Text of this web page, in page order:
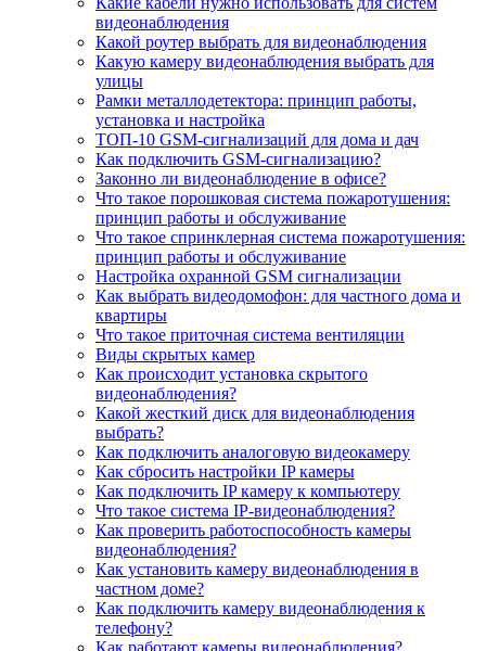
видеонаблюдения
Какой роутер выбрать для видеонаблюдения
Какую камеру видеонаблюдения выбрать для
улицы
Рамки металлодетектора: принцип работы,
установка и настройка
ТОП-10 GSM-сигнализаций для дома и дач
Как подключить GSM-сигнализацию?
Законно ли видеонаблюдение в офисе?
Что такое порошковая система пожаротушения:
принцип работы и обслуживание
Что такое спринклерная система пожаротушения:
принцип работы и обслуживание
Настройка охранной GSM сигнализации
Как выбрать видеодомофон: для частного дома и
квартиры
Что такое приточная система вентиляции
Виды скрытых камер
Как происходит установка скрытого
видеонаблюдения?
Какой жесткий диск для видеонаблюдения
выбрать?
Как подключить аналоговую видеокамеру
Как сбросить настройки IP камеры
Как подключить IP камеру к компьютеру
Что такое система IP-видеонаблюдения?
Как проверить работоспособность камеры
видеонаблюдения?
Как установить камеру видеонаблюдения в
частном доме?
Как подключить камеру видеонаблюдения к
телефону?
Как работают камеры видеонаблюдения?